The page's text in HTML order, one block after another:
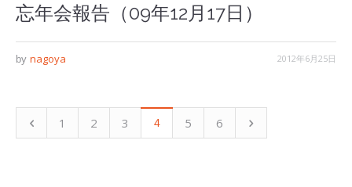
忘年会報告（09年12月17日）
2012年6月25日
by nagoya
1 2 3 4 5 6